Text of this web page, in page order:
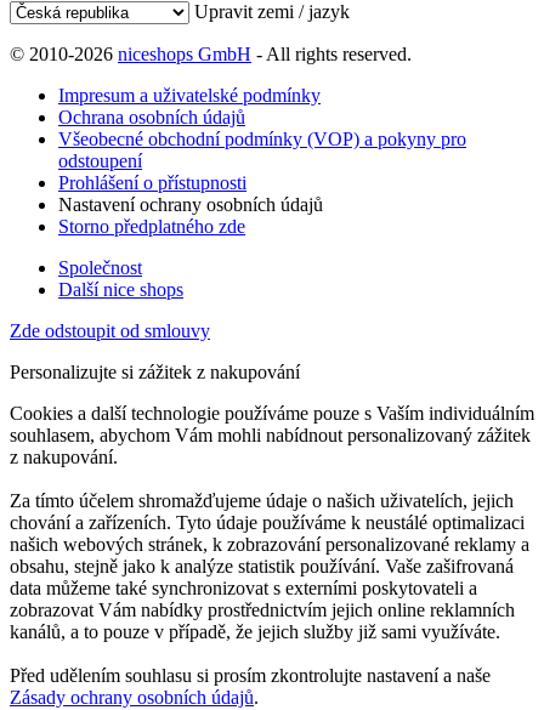
Upravit zemi / jazyk
© 2010-2026 niceshops GmbH - All rights reserved.
Impresum a uživatelské podmínky
Ochrana osobních údajů
Všeobecné obchodní podmínky (VOP) a pokyny pro
odstoupení
Prohlášení o přístupnosti
Nastavení ochrany osobních údajů
Storno předplatného zde
Společnost
Další nice shops
Zde odstoupit od smlouvy
Personalizujte si zážitek z nakupování
Cookies a další technologie používáme pouze s Vaším individuálním
souhlasem, abychom Vám mohli nabídnout personalizovaný zážitek
z nakupování.
Za tímto účelem shromažďujeme údaje o našich uživatelích, jejich
chování a zařízeních. Tyto údaje používáme k neustálé optimalizaci
našich webových stránek, k zobrazování personalizované reklamy a
obsahu, stejně jako k analýze statistik používání. Vaše zašifrovaná
data můžeme také synchronizovat s externími poskytovateli a
zobrazovat Vám nabídky prostřednictvím jejich online reklamních
kanálů, a to pouze v případě, že jejich služby již sami využíváte.
Před udělením souhlasu si prosím zkontrolujte nastavení a naše
Zásady ochrany osobních údajů.